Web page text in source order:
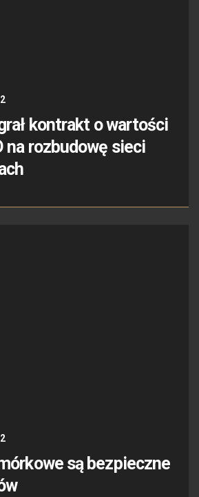
kontrakt o wartości
na rozbudowę sieci
są bezpieczne